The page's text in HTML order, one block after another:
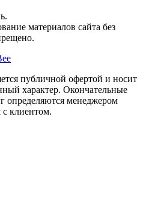
материалов сайта без
публичной офертой и носит
характер. Окончательные
определяются менеджером
клиентом.